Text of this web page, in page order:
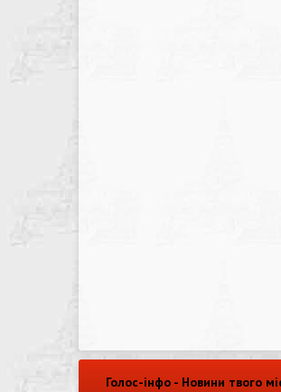
Голос-інфо - Новини твого